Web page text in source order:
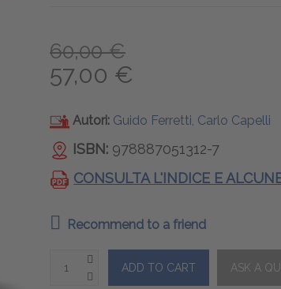
60,00 €
57,00 €
Autori: Guido Ferretti, Carlo Capelli
ISBN: 978887051312-7
CONSULTA L'INDICE E
Recommend to a friend